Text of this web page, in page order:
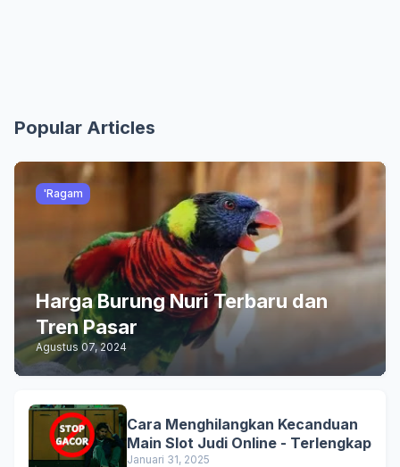
Popular Articles
'Ragam
Harga Burung Nuri Terbaru dan
Tren Pasar
Agustus 07, 2024
Cara Menghilangkan Kecanduan
Main Slot Judi Online - Terlengkap
Januari 31, 2025